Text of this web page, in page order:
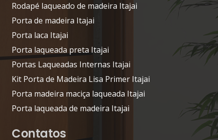
Rodapé laqueado de madeira Itajai
Porta de madeira Itajai
Porta laca Itajai
Porta laqueada preta Itajai
Portas Laqueadas Internas Itajai
Kit Porta de Madeira Lisa Primer Itajai
Porta madeira maciça laqueada Itajai
Porta laqueada de madeira Itajai
Contatos